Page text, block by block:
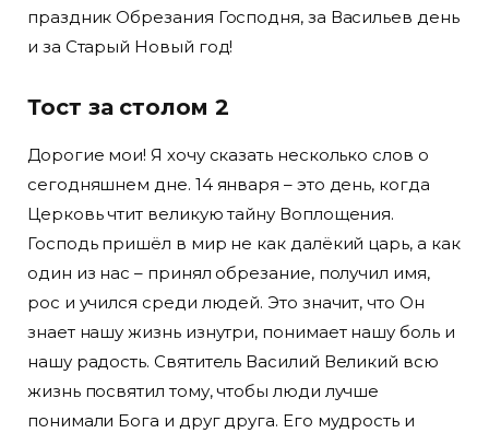
праздник Обрезания Господня, за Васильев день
и за Старый Новый год!
Тост за столом 2
Дорогие мои! Я хочу сказать несколько слов о
сегодняшнем дне. 14 января – это день, когда
Церковь чтит великую тайну Воплощения.
Господь пришёл в мир не как далёкий царь, а как
один из нас – принял обрезание, получил имя,
рос и учился среди людей. Это значит, что Он
знает нашу жизнь изнутри, понимает нашу боль и
нашу радость. Святитель Василий Великий всю
жизнь посвятил тому, чтобы люди лучше
понимали Бога и друг друга. Его мудрость и